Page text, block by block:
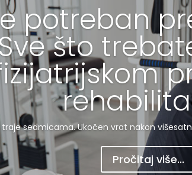
potreban
što
traje sedmicama. Ukočen vrat nakon
Pročitaj više...